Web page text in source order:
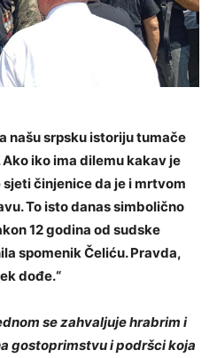
našu srpsku istoriju tumače
iko ima dilemu kakav je
činjenice da je i mrtvom
To isto danas simbolično
12 godina od sudske
spomenik Čeliću. Pravda,
dođe.“
se zahvaljuje hrabrim i
gostoprimstvu i podršci koja